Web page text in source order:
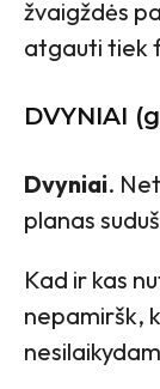
žvaigždės
atgauti tiek
DVYNIAI
Dvyniai.
planas
Kad ir kas
nepamiršk,